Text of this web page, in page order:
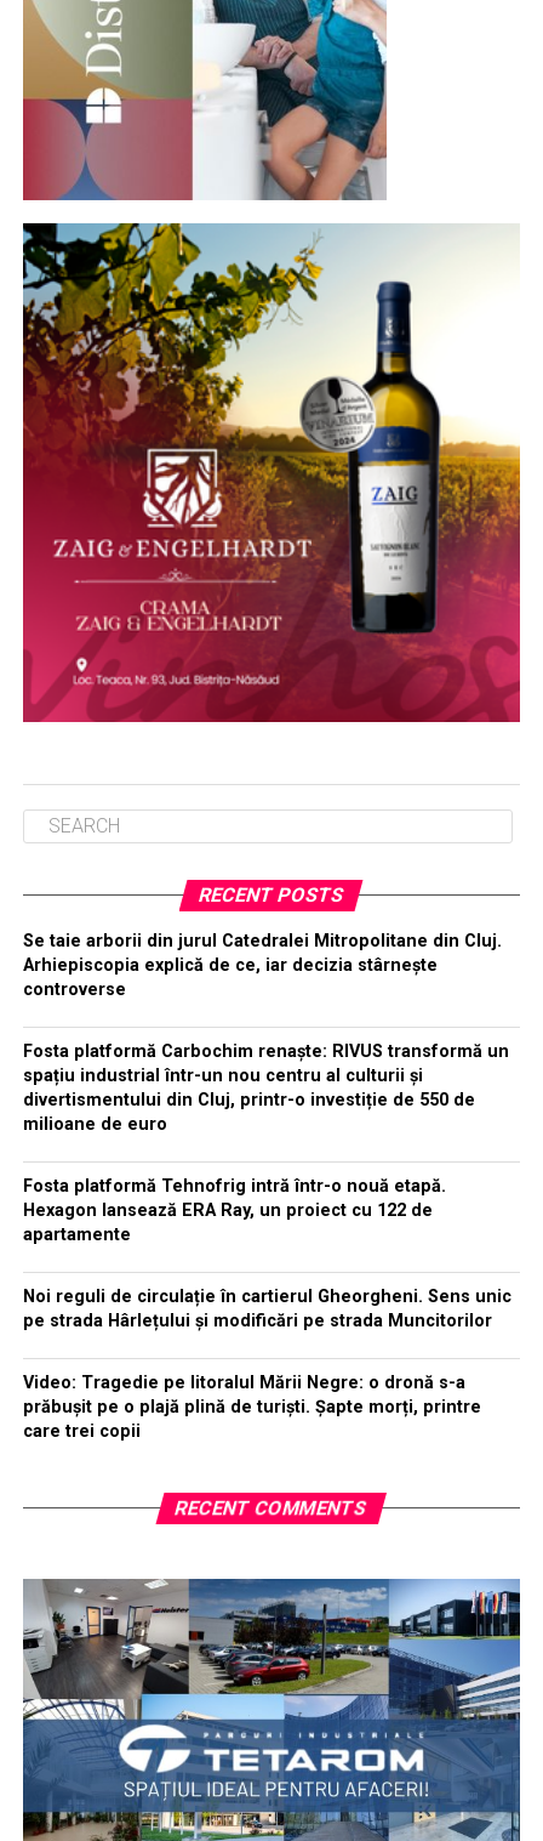
RECENT POSTS
Se taie arborii din jurul Catedralei Mitropolitane din Cluj.
Arhiepiscopia explică de ce, iar decizia stârnește
controverse
Fosta platformă Carbochim renaște: RIVUS transformă un
spațiu industrial într-un nou centru al culturii și
divertismentului din Cluj, printr-o investiție de 550 de
milioane de euro
Fosta platformă Tehnofrig intră într-o nouă etapă.
Hexagon lansează ERA Ray, un proiect cu 122 de
apartamente
Noi reguli de circulație în cartierul Gheorgheni. Sens unic
pe strada Hârlețului și modificări pe strada Muncitorilor
Video: Tragedie pe litoralul Mării Negre: o dronă s-a
prăbușit pe o plajă plină de turiști. Șapte morți, printre
care trei copii
RECENT COMMENTS